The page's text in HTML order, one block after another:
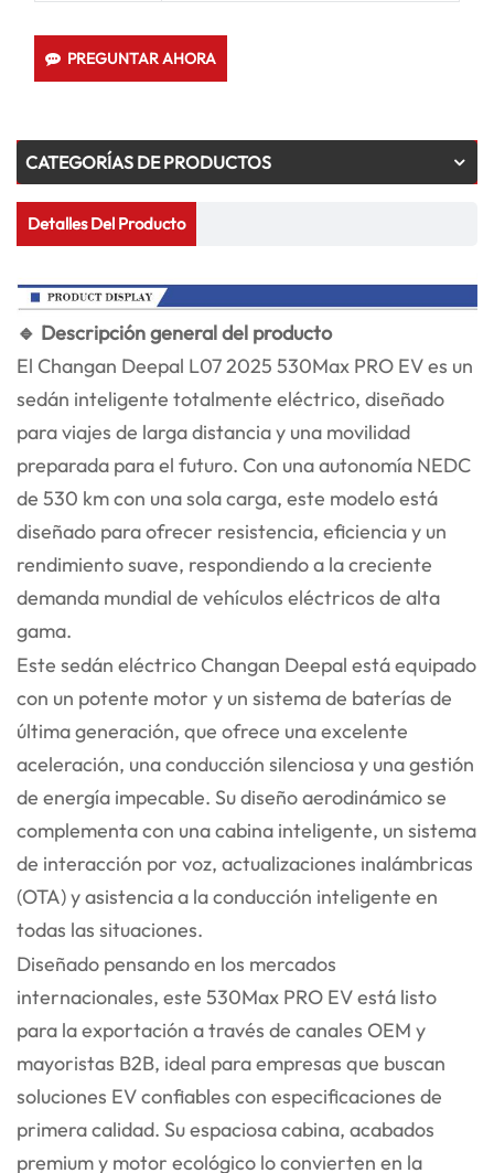
PREGUNTAR AHORA
CATEGORÍAS DE PRODUCTOS
Detalles Del Producto
🔹 Descripción general del producto
El Changan Deepal L07 2025 530Max PRO EV es un
sedán inteligente totalmente eléctrico, diseñado
para viajes de larga distancia y una movilidad
preparada para el futuro. Con una autonomía NEDC
de 530 km con una sola carga, este modelo está
diseñado para ofrecer resistencia, eficiencia y un
rendimiento suave, respondiendo a la creciente
demanda mundial de vehículos eléctricos de alta
gama.
Este sedán eléctrico Changan Deepal está equipado
con un potente motor y un sistema de baterías de
última generación, que ofrece una excelente
aceleración, una conducción silenciosa y una gestión
de energía impecable. Su diseño aerodinámico se
complementa con una cabina inteligente, un sistema
de interacción por voz, actualizaciones inalámbricas
(OTA) y asistencia a la conducción inteligente en
todas las situaciones.
Diseñado pensando en los mercados
internacionales, este 530Max PRO EV está listo
para la exportación a través de canales OEM y
mayoristas B2B, ideal para empresas que buscan
soluciones EV confiables con especificaciones de
primera calidad. Su espaciosa cabina, acabados
premium y motor ecológico lo convierten en la